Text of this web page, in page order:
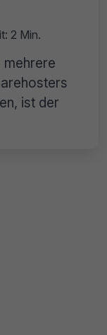
2 Min.
mehrere
ist der